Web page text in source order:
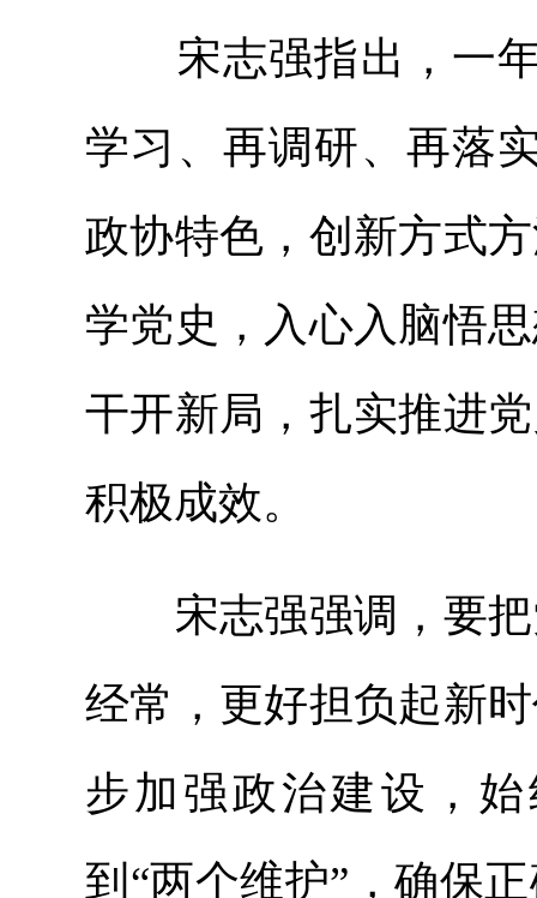
宋志强指出，一年
学习、再调研、再落
政协特色，创新方式
学党史，入心入脑悟
干开新局，扎实推进
积极成效。
宋志强强调，要把
经常，更好担负起新
步加强政治建设，
到“两个维护”，确保